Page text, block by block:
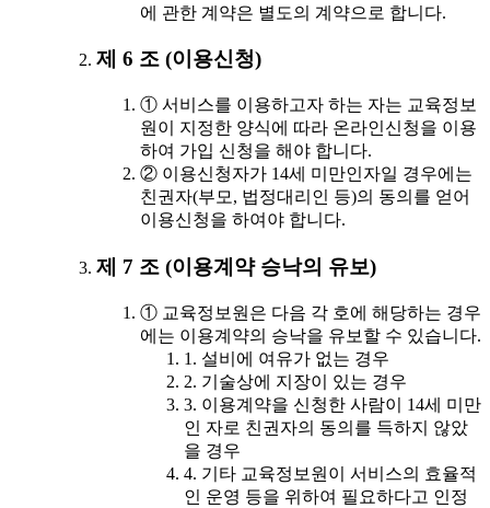
에 관한 계약은 별도의 계약으로 합니다.
제 6 조 (이용신청)
① 서비스를 이용하고자 하는 자는 교육정보
원이 지정한 양식에 따라 온라인신청을 이용
하여 가입 신청을 해야 합니다.
② 이용신청자가 14세 미만인자일 경우에는
친권자(부모, 법정대리인 등)의 동의를 얻어
이용신청을 하여야 합니다.
제 7 조 (이용계약 승낙의 유보)
① 교육정보원은 다음 각 호에 해당하는 경우
에는 이용계약의 승낙을 유보할 수 있습니다.
1. 설비에 여유가 없는 경우
2. 기술상에 지장이 있는 경우
3. 이용계약을 신청한 사람이 14세 미만
인 자로 친권자의 동의를 득하지 않았
을 경우
4. 기타 교육정보원이 서비스의 효율적
인 운영 등을 위하여 필요하다고 인정